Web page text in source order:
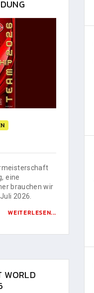
eine
brauchen wir
2026.
WEITERLESEN...
WORLD